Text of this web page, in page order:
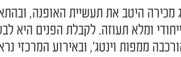
מכירה היטב את תעשיית האופנה,
ומלא תעוזה. לקבלת הפנים היא
ממפות וינטג', ובאירוע המרכזי